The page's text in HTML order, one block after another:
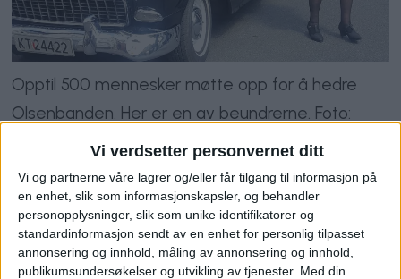
Vi verdsetter personvernet ditt
Vi og partnerne våre lagrer og/eller får tilgang til informasjon på
en enhet, slik som informasjonskapsler, og behandler
personopplysninger, slik som unike identifikatorer og
standardinformasjon sendt av en enhet for personlig tilpasset
annonsering og innhold, måling av annonsering og innhold,
publikumsundersøkelser og utvikling av tjenester. Med din
Opptil 500 mennesker møtte opp for å hedre
Olsenbanden. Her er en av beundrerne. Foto:
Käthe Hermstad
Nytt frimerke
Personen som fikk æren av å avduke